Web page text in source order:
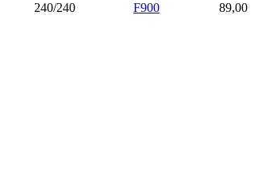
240/240 F900 89,00